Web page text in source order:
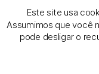
Escravidão
Bandeirantes
Este site usa
Assumimos que você
pode desligar o